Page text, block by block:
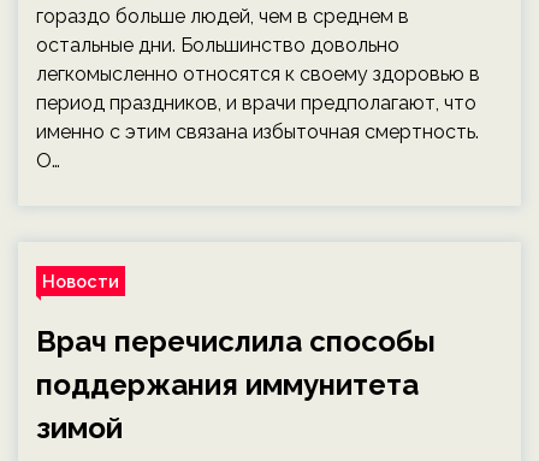
гораздо больше людей, чем в среднем в
остальные дни. Большинство довольно
легкомысленно относятся к своему здоровью в
период праздников, и врачи предполагают, что
именно с этим связана избыточная смертность.
О…
Новости
Врач перечислила способы
поддержания иммунитета
зимой